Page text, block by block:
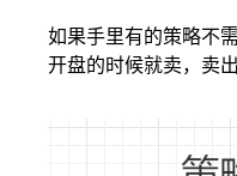
如果手里有的策略不
开盘的时候就卖，卖